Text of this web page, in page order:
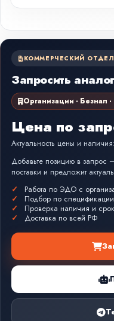
КОММЕРЧЕСКИЙ ОТДЕЛ
Запросить аналог
Организации · Безнал
Цена по
Актуальность цены и
Добавьте позицию в запрос
поставки и предложит
Работа по ЭДО с
Подбор по
Проверка наличия и
Доставка по всей РФ